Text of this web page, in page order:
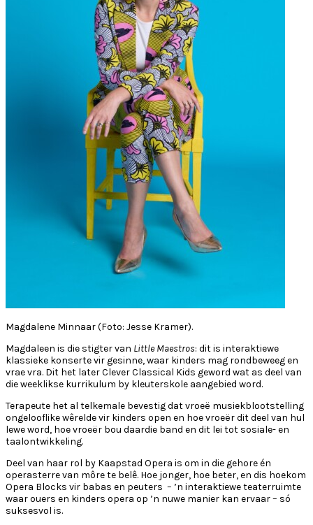
Magdalene Minnaar (Foto: Jesse Kramer).
Magdaleen is die stigter van Little Maestros: dit is interaktiewe
klassieke konserte vir gesinne, waar kinders mag rondbeweeg en
vrae vra. Dit het later Clever Classical Kids geword wat as deel van
die weeklikse kurrikulum by kleuterskole aangebied word.
Terapeute het al telkemale bevestig dat vroeë musiekblootstelling
ongelooflike wêrelde vir kinders open en hoe vroeër dit deel van hul
lewe word, hoe vroeër bou daardie band en dit lei tot sosiale- en
taalontwikkeling.
Deel van haar rol by Kaapstad Opera is om in die gehore én
operasterre van môre te belê. Hoe jonger, hoe beter, en dis hoekom
Opera Blocks vir babas en peuters – ’n interaktiewe teaterruimte
waar ouers en kinders opera op ’n nuwe manier kan ervaar – só
suksesvol is.